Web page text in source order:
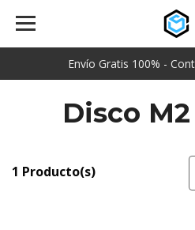
Envío Gratis 100% -
Disco
1 Producto(s)